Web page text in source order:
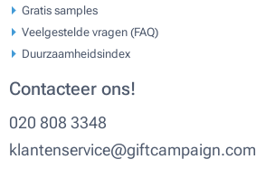
Gratis samples
Veelgestelde vragen (FAQ)
Duurzaamheidsindex
Contacteer ons!
020 808 3348
klantenservice@giftcampaign.com